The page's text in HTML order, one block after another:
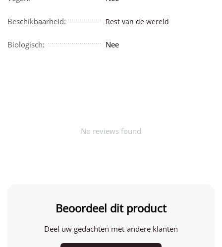
Beschikbaarheid: Rest van de wereld
Biologisch: Nee
No reviews found
Beoordeel dit product
Deel uw gedachten met andere klanten